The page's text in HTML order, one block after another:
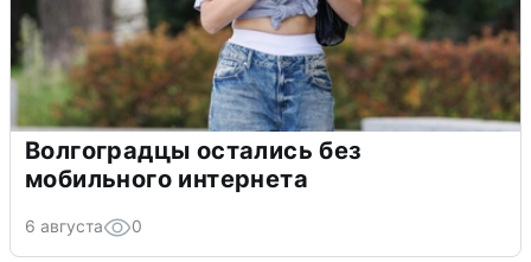
Волгоградцы остались без
мобильного интернета
6 августа 0